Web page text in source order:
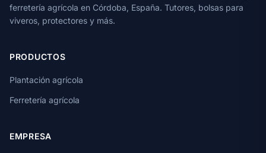
ferretería agrícola en Córdoba, España. Tutores, bolsas para
viveros, protectores y más.
PRODUCTOS
Plantación agrícola
Ferretería agrícola
EMPRESA